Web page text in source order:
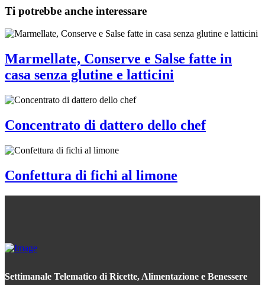
Ti potrebbe anche interessare
Marmellate, Conserve e Salse fatte in
casa senza glutine e latticini
Concentrato di dattero dello chef
Confettura di fichi al limone
Settimanale Telematico di Ricette, Alimentazione e Benessere